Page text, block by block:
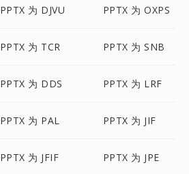
PPTX 为 DJVU PPTX 为 OXPS
PPTX 为 TCR PPTX 为 SNB
PPTX 为 DDS PPTX 为 LRF
PPTX 为 PAL PPTX 为 JIF
PPTX 为 JFIF PPTX 为 JPE